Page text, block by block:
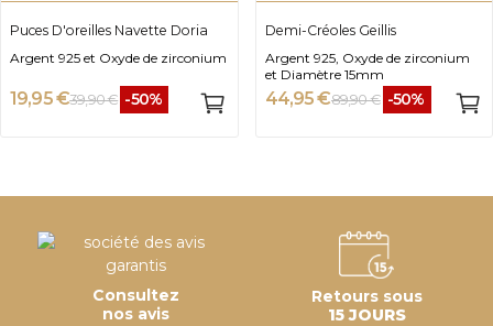
Puces D'oreilles Navette Doria
Argent 925 et Oxyde de zirconium
19,95 €39,90 € -50%
Demi-Créoles Geillis
Argent 925, Oxyde de zirconium
et Diamètre 15mm
44,95 €89,90 € -50%
Consultez
nos avis
Retours sous
15 JOURS